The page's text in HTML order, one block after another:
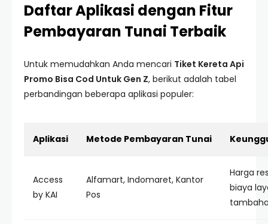
Daftar Aplikasi dengan Fitur
Pembayaran Tunai Terbaik
Untuk memudahkan Anda mencari Tiket Kereta Api
Promo Bisa Cod Untuk Gen Z, berikut adalah tabel
perbandingan beberapa aplikasi populer:
Aplikasi Metode Pembayaran Tunai
Access
by KAI
Alfamart, Indomaret, Kantor
Pos
Harga
biaya